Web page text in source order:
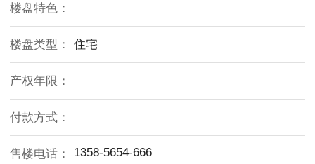
楼盘特色：
楼盘类型： 住宅
产权年限：
付款方式：
售楼电话： 1358-5654-666